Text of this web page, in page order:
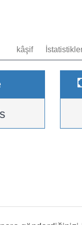
kâşif